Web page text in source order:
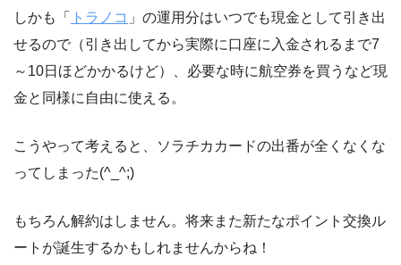
しかも「 トラノコ 」の運用分はいつでも現金として引き出
せるので（引き出してから実際に口座に入金されるまで7
～10日ほどかかるけど）、必要な時に航空券を買うなど現
金と同様に自由に使える。
こうやって考えると、ソラチカカードの出番が全くなくな
ってしまった(^_^;)
もちろん解約はしません。将来また新たなポイント交換ル
ートが誕生するかもしれませんからね！